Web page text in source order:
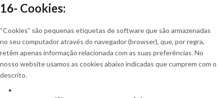
16- Cookies:
“Cookies” são pequenas etiquetas de software que são armazenadas
no seu computador através do navegador (browser), que, por regra,
retêm apenas informação relacionada com as suas preferências. No
nosso website usamos as cookies abaixo indicadas que cumprem com o
descrito.